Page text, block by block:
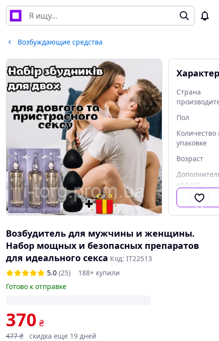
Возбуждающие средства
Страна
Пол
Количество
упаковке
Возраст
эффект
Возбудитель для мужчины и женщины.
Набор мощных и безопасных препаратов
для идеального секса Код: IT22513
5.0 (25)
188+ купили
Готово к отправке
370 ₴
477 ₴ скидка еще 19 дней